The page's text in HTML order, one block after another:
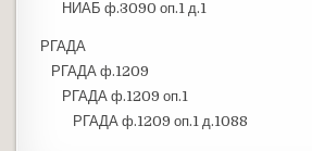
НИАБ ф.3090 оп.1 д.1
РГАДА
РГАДА ф.1209
РГАДА ф.1209 оп.1
РГАДА ф.1209 оп.1 д.1088